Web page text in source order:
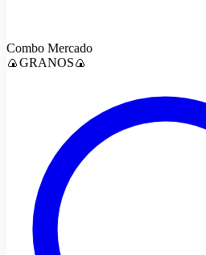
Combo Mercado
🍙GRANOS🍙